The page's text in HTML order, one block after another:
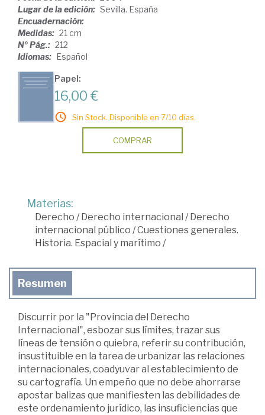
Lugar de la edición: Sevilla. España
Encuadernación:
Medidas: 21 cm
Nº Pág.: 212
Idiomas: Español
Papel:
16,00 €
Sin Stock. Disponible en 7/10 días.
COMPRAR
Materias:
Derecho /Derecho internacional /Derecho
internacional público /Cuestiones generales.
Historia. Espacial y marítimo /
Resumen
Discurrir por la "Provincia del Derecho
Internacional", esbozar sus límites, trazar sus
líneas de tensión o quiebra, referir su contribución,
insustituible en la tarea de urbanizar las relaciones
internacionales, coadyuvar al establecimiento de
su cartografía. Un empeño que no debe ahorrarse
apostar balizas que manifiesten las debilidades de
este ordenamiento jurídico, las insuficiencias que